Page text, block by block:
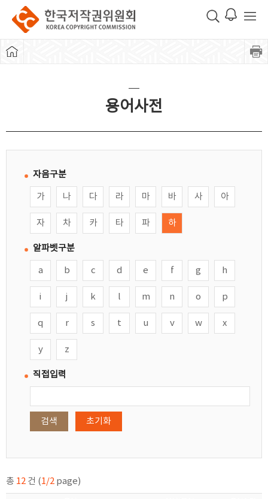
용어사전
자음구분
가 나 다 라 마 바 사 아
자 차 카 타 파 하
알파벳구분
a b c d e f g h
i j k l m n o p
q r s t u v w x
y z
직접입력
검색 초기화
총 12 건 (1/2 page)